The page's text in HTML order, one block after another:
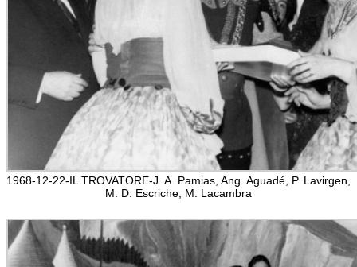
1968-12-22-IL TROVATORE-J. A. Pamias, Ang. Aguadé, P. Lavirgen,
M. D. Escriche, M. Lacambra